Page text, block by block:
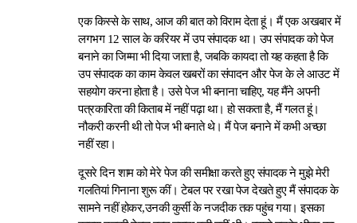
एक किस्से के साथ, आज की बात को विराम देता हूं। मैं एक अखबार में
लगभग 12 साल के करियर में उप संपादक था। उप संपादक को पेज
बनाने का जिम्मा भी दिया जाता है, जबकि कायदा तो यह कहता है कि
उप संपादक का काम केवल खबरों का संपादन और पेज के ले आउट में
सहयोग करना होता है। उसे पेज भी बनाना चाहिए, यह मैंने अपनी
पत्रकारिता की किताब में नहीं पढ़ा था। हो सकता है, मैं गलत हूं।
नौकरी करनी थी तो पेज भी बनाते थे। मैं पेज बनाने में कभी अच्छा
नहीं रहा।
दूसरे दिन शाम को मेरे पेज की समीक्षा करते हुए संपादक ने मुझे मेरी
गलतियां गिनाना शुरू कीं। टेबल पर रखा पेज देखते हुए मैं संपादक के
सामने नहीं होकर,उनकी कुर्सी के नजदीक तक पहुंच गया। इसका